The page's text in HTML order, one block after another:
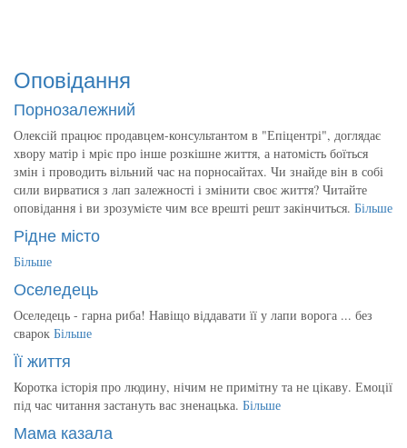
Оповідання
Порнозалежний
Олексій працює продавцем-консультантом в "Епіцентрі", доглядає
хвору матір і мріє про інше розкішне життя, а натомість боїться
змін і проводить вільний час на порносайтах. Чи знайде він в собі
сили вирватися з лап залежності і змінити своє життя? Читайте
оповідання і ви зрозумієте чим все врешті решт закінчиться. Більше
Рідне місто
Більше
Оселедець
Оселедець - гарна риба! Навіщо віддавати її у лапи ворога ... без
сварок Більше
Її життя
Коротка історія про людину, нічим не примітну та не цікаву. Емоції
під час читання застануть вас зненацька. Більше
Мама казала